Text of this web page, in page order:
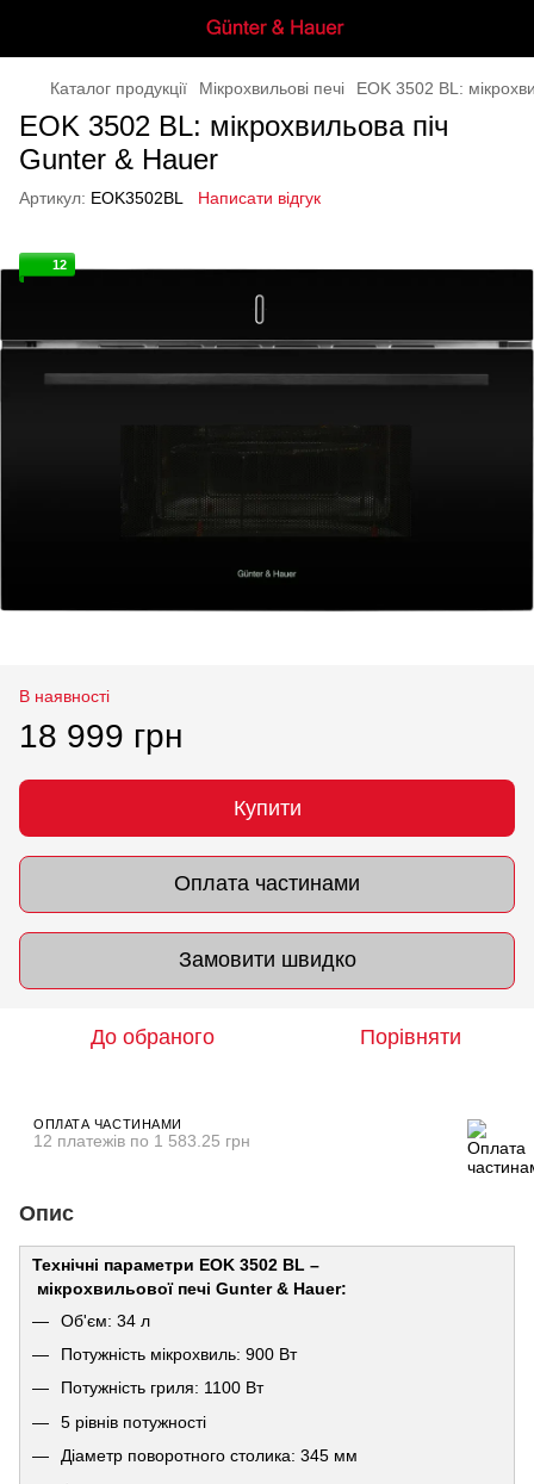
Каталог продукції Мікрохвильові печі EOK 3502 BL:
EOK 3502 BL: мікрохвильова піч
Gunter & Hauer
Артикул: EOK3502BL Написати відгук
12
В наявності
18 999 грн
Купити
Оплата частинами
Замовити швидко
До обраного Порівняти
ОПЛАТА ЧАСТИНАМИ
12 платежів по 1 583.25 грн
Опис
Технічні параметри EOK 3502 BL –
мікрохвильової печі Gunter & Hauer:
Об'єм: 34 л
Потужність мікрохвиль: 900 Вт
Потужність гриля: 1100 Вт
5 рівнів потужності
Діаметр поворотного столика: 345 мм